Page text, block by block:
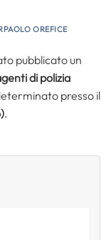
OREFICE
pubblicato un
di polizia
presso il
.